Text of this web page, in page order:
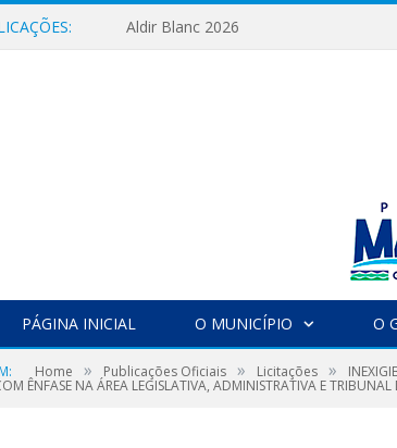
Aldir Blanc 2026
PÁGINA INICIAL O MUNICÍPIO O
Home » Publicações Oficiais » Licitações »
ÊNFASE NA ÁREA LEGISLATIVA, ADMINISTRATIVA E